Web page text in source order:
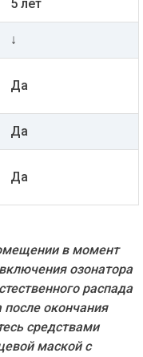
5 лет
↓
Да
Да
Да
в момент
озонатора
распада
после окончания
средствами
маской с